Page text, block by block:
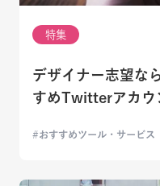
特集
デザイナー志望な
すめTwitterアカウ
おすすめツール・サービス